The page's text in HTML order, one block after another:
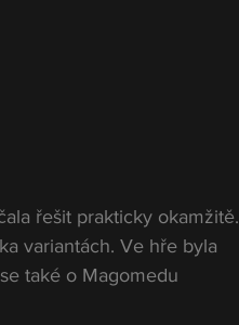
řešit prakticky okamžitě.
variantách. Ve hře byla
také o Magomedu